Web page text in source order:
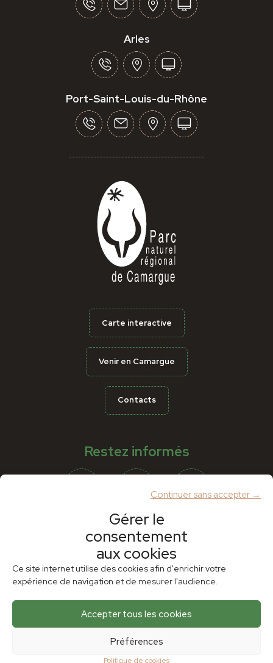
Gérer le
consentement
aux cookies
Ce site internet utilise des cookies afin d'enrichir votre
expérience de navigation et de mesurer l'audience.
Accepter tous les cookies
Continuer sans accepter →
Préférences
Politique de cookies
Arles
Port-Saint-Louis-du-Rhône
Carte interactive
Venir en Camargue
Contacts
Restez informés
Partenaires
Mentions légales Politique de cookies (UE)